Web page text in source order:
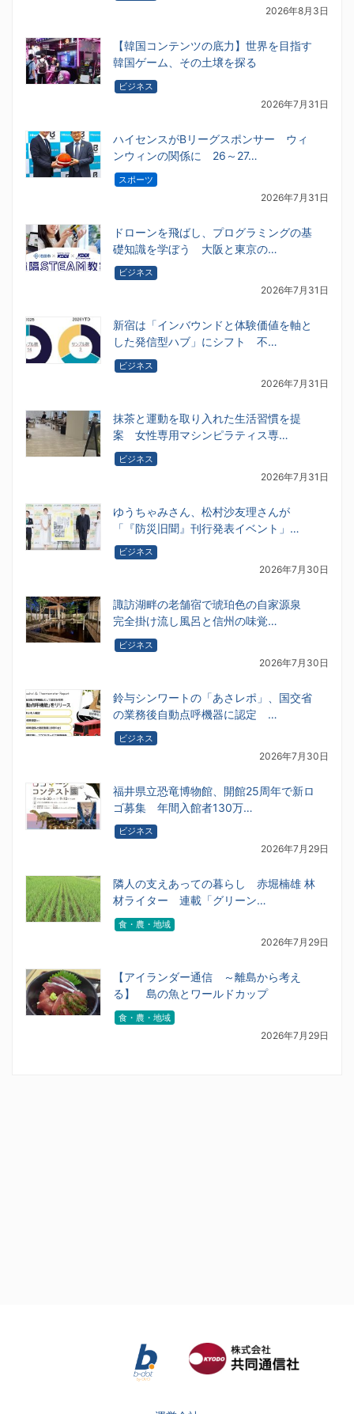
2026年8月3日
【韓国コンテンツの底力】世界を目指す
韓国ゲーム、その土壌を探る
ビジネス
2026年7月31日
ハイセンスがBリーグスポンサー ウィ
ンウィンの関係に 26～27…
スポーツ
2026年7月31日
ドローンを飛ばし、プログラミングの基
礎知識を学ぼう 大阪と東京の…
ビジネス
2026年7月31日
新宿は「インバウンドと体験価値を軸と
した発信型ハブ」にシフト 不…
ビジネス
2026年7月31日
抹茶と運動を取り入れた生活習慣を提
案 女性専用マシンピラティス専…
ビジネス
2026年7月31日
ゆうちゃみさん、松村沙友理さんが
「『防災旧聞』刊行発表イベント」…
ビジネス
2026年7月30日
諏訪湖畔の老舗宿で琥珀色の自家源泉
完全掛け流し風呂と信州の味覚…
ビジネス
2026年7月30日
鈴与シンワートの「あさレポ」、国交省
の業務後自動点呼機器に認定 …
ビジネス
2026年7月30日
福井県立恐竜博物館、開館25周年で新ロ
ゴ募集 年間入館者130万…
ビジネス
2026年7月29日
隣人の支えあっての暮らし 赤堀楠雄 林
材ライター 連載「グリーン…
食・農・地域
2026年7月29日
【アイランダー通信 ～離島から考え
る】 島の魚とワールドカップ
食・農・地域
2026年7月29日